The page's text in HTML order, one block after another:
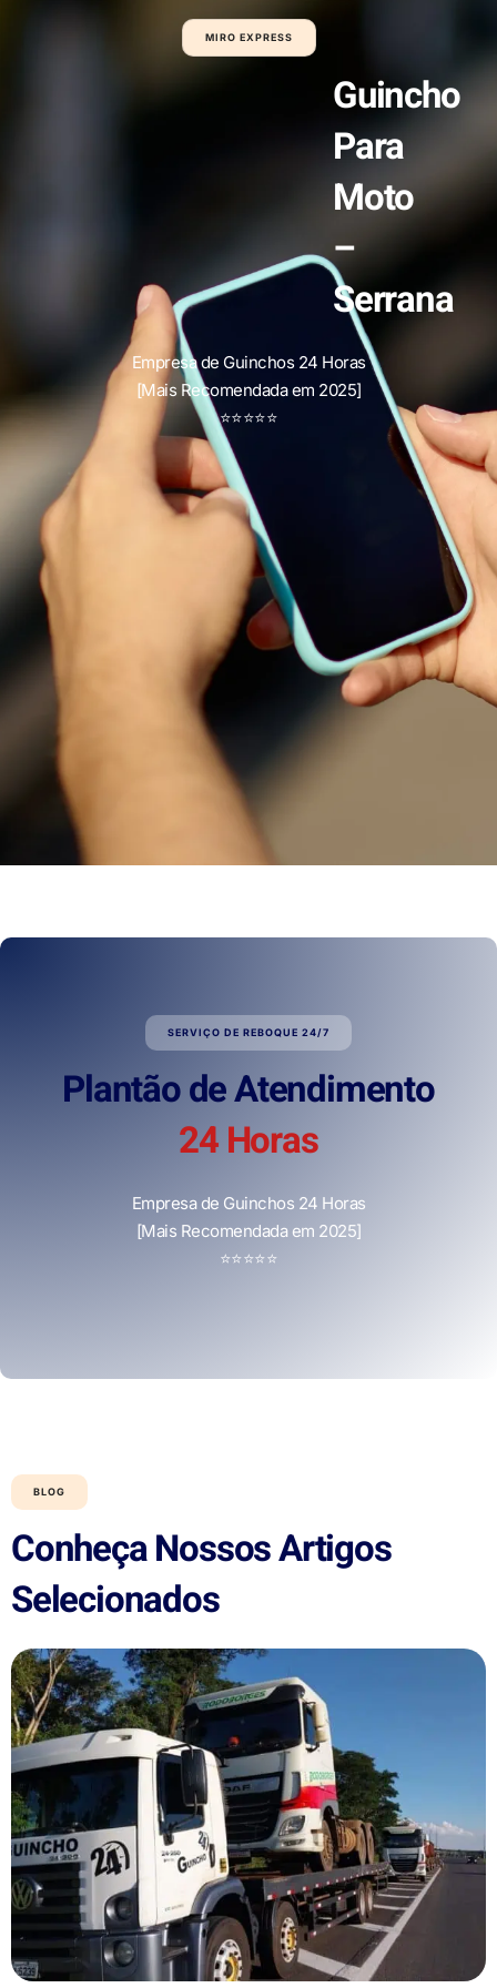
MIRO EXPRESS
Guincho
Para
Moto
–
Serrana
Empresa de Guinchos 24 Horas
[Mais Recomendada em 2025]
⭐⭐⭐⭐⭐
SERVIÇO DE REBOQUE 24/7
Plantão de Atendimento
24 Horas
Empresa de Guinchos 24 Horas
[Mais Recomendada em 2025]
⭐⭐⭐⭐⭐
BLOG
Conheça Nossos Artigos
Selecionados